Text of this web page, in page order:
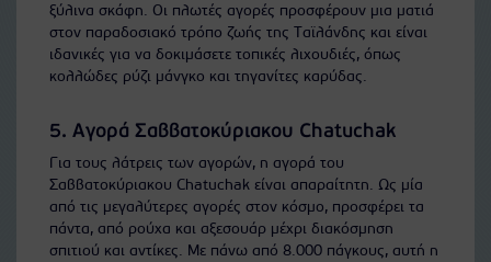
ξύλινα σκάφη. Οι πλωτές αγορές προσφέρουν μια ματιά
στον παραδοσιακό τρόπο ζωής της Ταϊλάνδης και είναι
ιδανικές για να δοκιμάσετε τοπικές λιχουδιές, όπως
κολλώδες ρύζι μάνγκο και τηγανίτες καρύδας.
5. Αγορά Σαββατοκύριακου Chatuchak
Για τους λάτρεις των αγορών, η αγορά του
Σαββατοκύριακου Chatuchak είναι απαραίτητη. Ως μία
από τις μεγαλύτερες αγορές στον κόσμο, προσφέρει τα
πάντα, από ρούχα και αξεσουάρ μέχρι διακόσμηση
σπιτιού και αντίκες. Με πάνω από 8.000 πάγκους, αυτή η